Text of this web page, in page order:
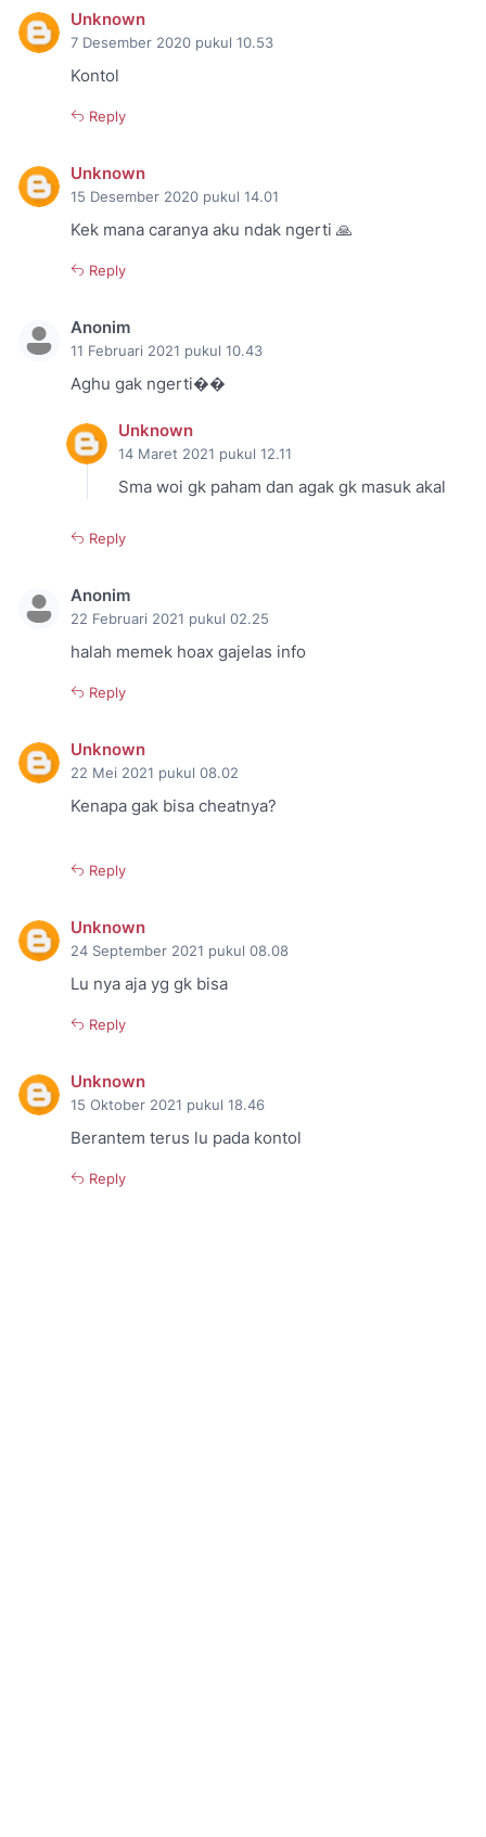
Unknown
7 Desember 2020 pukul 10.53
Kontol
Reply
Unknown
15 Desember 2020 pukul 14.01
Kek mana caranya aku ndak ngerti 🙏
Reply
Anonim
11 Februari 2021 pukul 10.43
Aghu gak ngerti��
Unknown
14 Maret 2021 pukul 12.11
Sma woi gk paham dan agak gk masuk akal
Reply
Anonim
22 Februari 2021 pukul 02.25
halah memek hoax gajelas info
Reply
Unknown
22 Mei 2021 pukul 08.02
Kenapa gak bisa cheatnya?
Reply
Unknown
24 September 2021 pukul 08.08
Lu nya aja yg gk bisa
Reply
Unknown
15 Oktober 2021 pukul 18.46
Berantem terus lu pada kontol
Reply